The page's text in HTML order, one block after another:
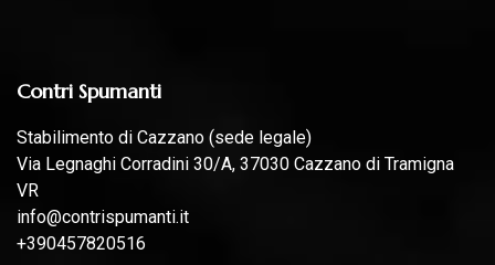
Contri Spumanti
Stabilimento di Cazzano (sede legale)
Via Legnaghi Corradini 30/A, 37030 Cazzano di Tramigna
VR
info@contrispumanti.it
+390457820516